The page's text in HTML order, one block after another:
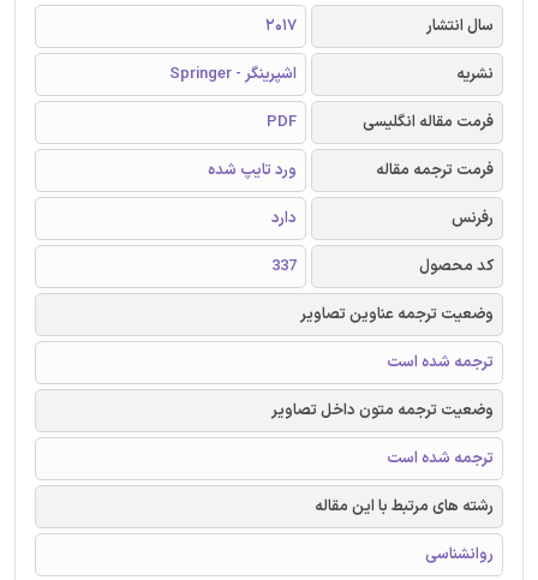
سال انتشار
2017
نشریه
اشپرینگر - Springer
فرمت مقاله انگلیسی
PDF
فرمت ترجمه مقاله
ورد تایپ شده
رفرنس
دارد
کد محصول
337
وضعیت ترجمه عناوین تصاویر
ترجمه شده است
وضعیت ترجمه متون داخل تصاویر
ترجمه شده است
رشته های مرتبط با این مقاله
روانشناسی